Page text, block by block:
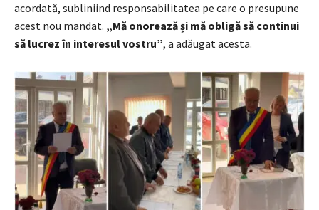
acordată, subliniind responsabilitatea pe care o presupune
acest nou mandat. „Mă onorează și mă obligă să continui
să lucrez în interesul vostru”, a adăugat acesta.